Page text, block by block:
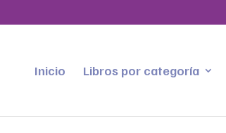
Inicio Libros por categoría